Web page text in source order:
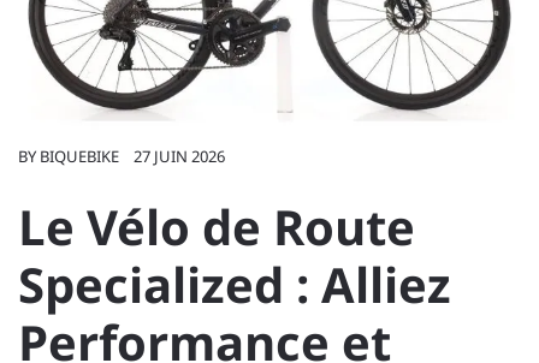
BY BIQUEBIKE 27 JUIN 2026
Le Vélo de Route
Specialized : Alliez
Performance et